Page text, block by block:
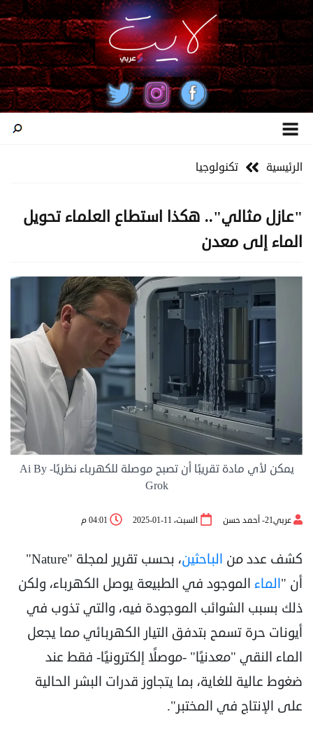
الرئيسية تكنولوجيا
"عازل مثالي".. هكذا استطاع العلماء تحويل
الماء إلى معدن
يمكن لأي مادة تقريبًا أن تصبح موصلة للكهرباء نظريًا- Ai By
Grok
عربي21- أحمد حسن السبت، 11-01-2025 04:01 م
كشف عدد من الباحثين
، بحسب تقرير لمجلة "Nature"
أن "الماء الموجود في الطبيعة يوصل الكهرباء، ولكن
ذلك بسبب الشوائب الموجودة فيه، والتي تذوب في
أيونات حرة تسمح بتدفق التيار الكهربائي مما يجعل
الماء النقي "معدنيًا" -موصلًا إلكترونيًا- فقط عند
ضغوط عالية للغاية، بما يتجاوز قدرات البشر الحالية
على الإنتاج في المختبر".